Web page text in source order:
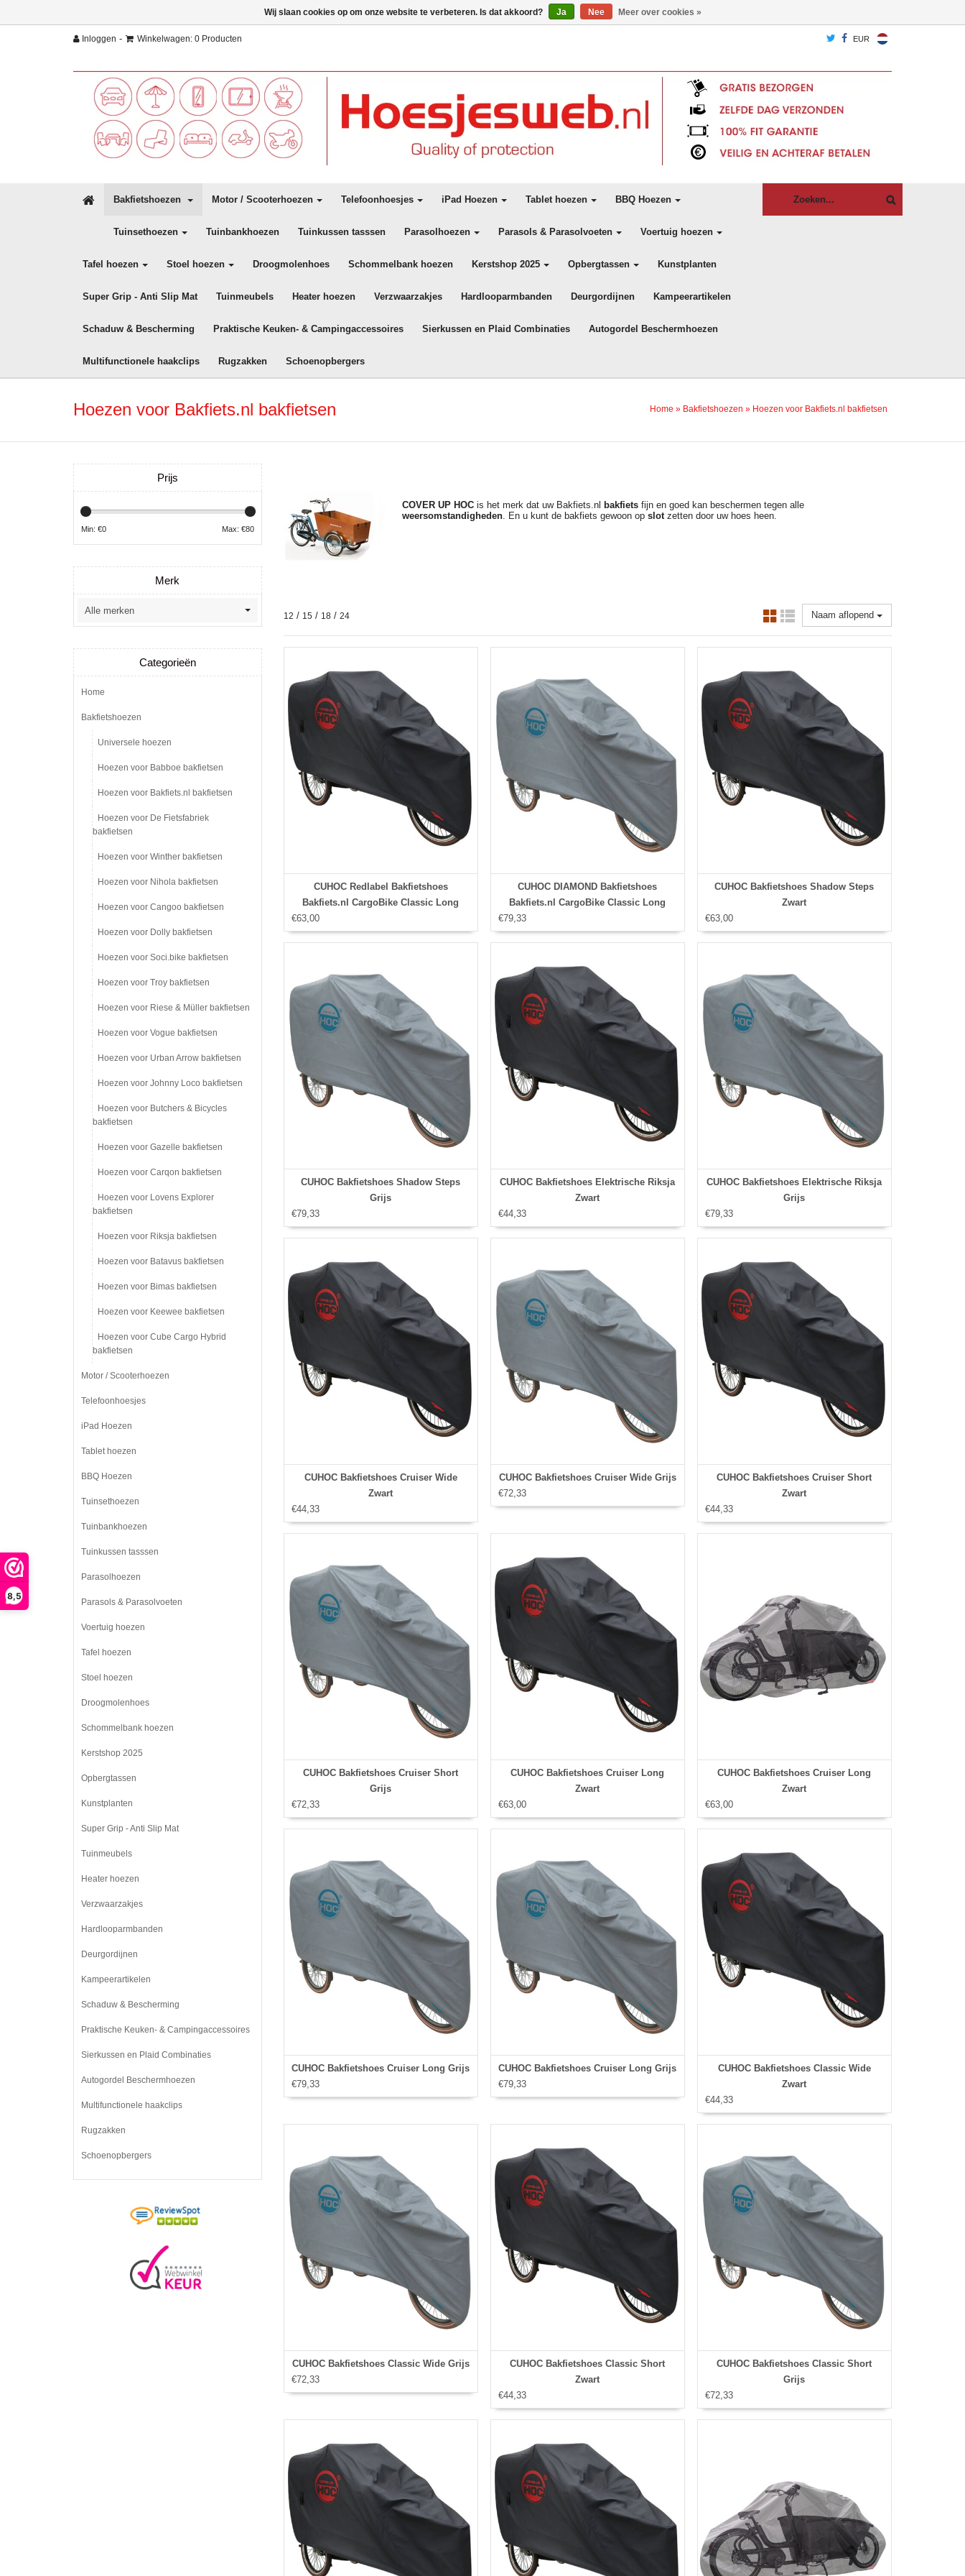
8,5
Inloggen - Winkelwagen: 0 Producten EUR
Bakfietshoezen Motor / Scooterhoezen Telefoonhoesjes iPad Hoezen Tablet hoezen BBQ Hoezen
Tuinsethoezen Tuinbankhoezen Tuinkussen tasssen Parasolhoezen Parasols & Parasolvoeten Voertuig hoezen
Tafel hoezen Stoel hoezen Droogmolenhoes Schommelbank hoezen Kerstshop 2025 Opbergtassen Kunstplanten
Super Grip - Anti Slip Mat Tuinmeubels Heater hoezen Verzwaarzakjes Hardlooparmbanden Deurgordijnen Kampeerartikelen
Schaduw & Bescherming Praktische Keuken- & Campingaccessoires Sierkussen en Plaid Combinaties Autogordel Beschermhoezen
Multifunctionele haakclips Rugzakken Schoenopbergers
Hoezen voor Bakfiets.nl bakfietsen Home » Bakfietshoezen » Hoezen voor Bakfiets.nl bakfietsen
COVER UP HOCis het merk dat uw Bakfiets.nl bakfietsfijn en goed kan beschermen tegen alle
weersomstandigheden. En u kunt de bakfiets gewoon op slotzetten door uw hoes heen.
12 / 15 / 18/ 24 Naam aflopend
CUHOC Redlabel Bakfietshoes
Bakfiets.nl CargoBike Classic Long
€63,00
CUHOC DIAMOND Bakfietshoes
Bakfiets.nl CargoBike Classic Long
€79,33
CUHOC Bakfietshoes Shadow Steps
Zwart
€63,00
CUHOC Bakfietshoes Shadow Steps
Grijs
€79,33
CUHOC Bakfietshoes Elektrische Riksja
Zwart
€44,33
CUHOC Bakfietshoes Elektrische Riksja
Grijs
€79,33
CUHOC Bakfietshoes Cruiser Wide
Zwart
€44,33
CUHOC Bakfietshoes Cruiser Wide Grijs
€72,33
CUHOC Bakfietshoes Cruiser Short
Zwart
€44,33
CUHOC Bakfietshoes Cruiser Short
Grijs
€72,33
CUHOC Bakfietshoes Cruiser Long
Zwart
€63,00
CUHOC Bakfietshoes Cruiser Long
Zwart
€63,00
CUHOC Bakfietshoes Cruiser Long Grijs
€79,33
CUHOC Bakfietshoes Cruiser Long Grijs
€79,33
CUHOC Bakfietshoes Classic Wide
Zwart
€44,33
CUHOC Bakfietshoes Classic Wide Grijs
€72,33
CUHOC Bakfietshoes Classic Short
Zwart
€44,33
CUHOC Bakfietshoes Classic Short
Grijs
€72,33
Prijs
Min: €0 Max: €80
Merk
Categorieën
Home
Bakfietshoezen
Universele hoezen
Hoezen voor Babboe bakfietsen
Hoezen voor Bakfiets.nl bakfietsen
Hoezen voor De Fietsfabriek
bakfietsen
Hoezen voor Winther bakfietsen
Hoezen voor Nihola bakfietsen
Hoezen voor Cangoo bakfietsen
Hoezen voor Dolly bakfietsen
Hoezen voor Soci.bike bakfietsen
Hoezen voor Troy bakfietsen
Hoezen voor Riese & Müller bakfietsen
Hoezen voor Vogue bakfietsen
Hoezen voor Urban Arrow bakfietsen
Hoezen voor Johnny Loco bakfietsen
Hoezen voor Butchers & Bicycles
bakfietsen
Hoezen voor Gazelle bakfietsen
Hoezen voor Carqon bakfietsen
Hoezen voor Lovens Explorer
bakfietsen
Hoezen voor Riksja bakfietsen
Hoezen voor Batavus bakfietsen
Hoezen voor Bimas bakfietsen
Hoezen voor Keewee bakfietsen
Hoezen voor Cube Cargo Hybrid
bakfietsen
Motor / Scooterhoezen
Telefoonhoesjes
iPad Hoezen
Tablet hoezen
BBQ Hoezen
Tuinsethoezen
Tuinbankhoezen
Tuinkussen tasssen
Parasolhoezen
Parasols & Parasolvoeten
Voertuig hoezen
Tafel hoezen
Stoel hoezen
Droogmolenhoes
Schommelbank hoezen
Kerstshop 2025
Opbergtassen
Kunstplanten
Super Grip - Anti Slip Mat
Tuinmeubels
Heater hoezen
Verzwaarzakjes
Hardlooparmbanden
Deurgordijnen
Kampeerartikelen
Schaduw & Bescherming
Praktische Keuken- & Campingaccessoires
Sierkussen en Plaid Combinaties
Autogordel Beschermhoezen
Multifunctionele haakclips
Rugzakken
Schoenopbergers
Wij slaan cookies op om onze website te verbeteren. Is dat akkoord? Ja Nee Meer over cookies »